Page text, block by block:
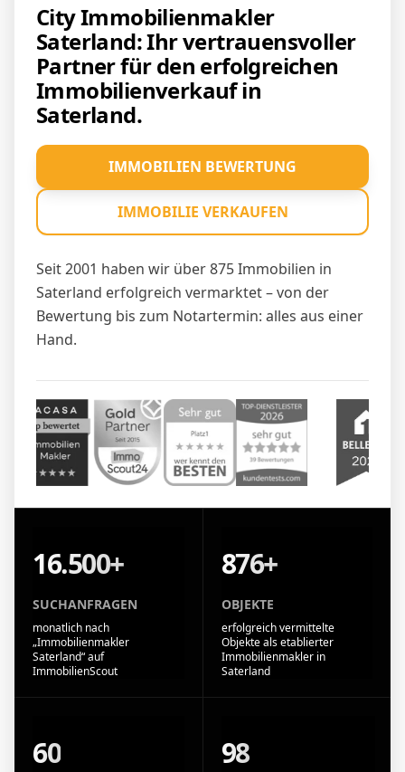
City Immobilienmakler
Saterland: Ihr vertrauensvoller
Partner für den erfolgreichen
Immobilienverkauf in
Saterland.
Seit 2001 haben wir über 875 Immobilien in
Saterland erfolgreich vermarktet – von der
Bewertung bis zum Notartermin: alles aus einer
Hand.
IMMOBILIEN BEWERTUNG
IMMOBILIE VERKAUFEN
16.500+
SUCHANFRAGEN
monatlich nach
„Immobilienmakler
Saterland“ auf
ImmobilienScout
876+
OBJEKTE
erfolgreich vermittelte
Objekte als etablierter
Immobilienmakler in
Saterland
60 98